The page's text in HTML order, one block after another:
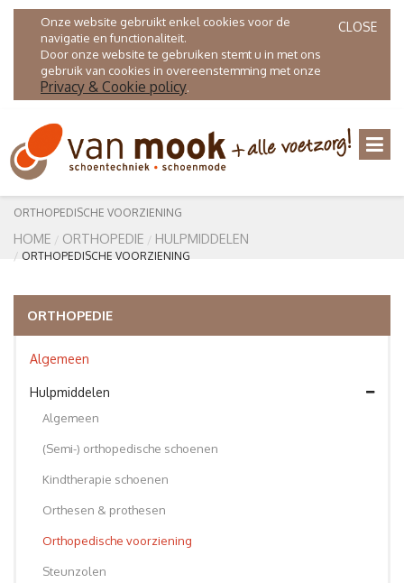
CLOSE
Onze website gebruikt enkel cookies voor de
navigatie en functionaliteit.
Door onze website te gebruiken stemt u in met ons
gebruik van cookies in overeenstemming met onze
Privacy & Cookie policy.
ORTHOPEDISCHE VOORZIENING
HOME ORTHOPEDIE HULPMIDDELEN
ORTHOPEDISCHE VOORZIENING
ORTHOPEDIE
Algemeen
Hulpmiddelen
Algemeen
(Semi-) orthopedische schoenen
Kindtherapie schoenen
Orthesen & prothesen
Orthopedische voorziening
Steunzolen